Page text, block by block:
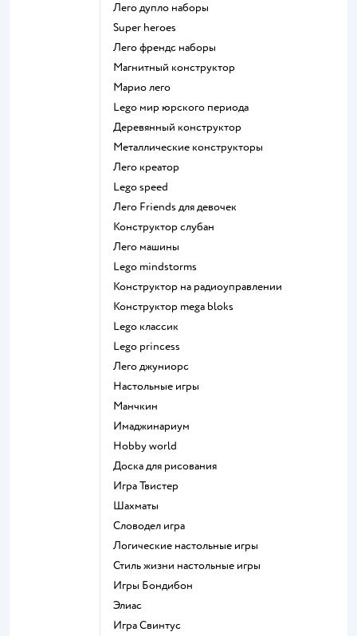
Лего дупло наборы
Super heroes
Лего френдс наборы
Магнитный конструктор
Марио лего
Lego мир юрского периода
Деревянный конструктор
Металлические конструкторы
Лего креатор
Lego speed
Лего Friends для девочек
Конструктор слубан
Лего машины
Lego mindstorms
Конструктор на радиоуправлении
Конструктор mega bloks
Lego классик
Lego princess
Лего джуниорс
Настольные игры
Манчкин
Имаджинариум
Hobby world
Доска для рисования
Игра Твистер
Шахматы
Словодел игра
Логические настольные игры
Стиль жизни настольные игры
Игры Бондибон
Элиас
Игра Свинтус